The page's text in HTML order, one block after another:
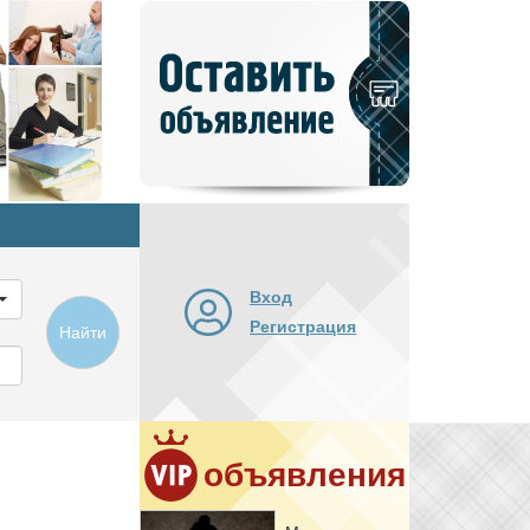
объявление
Найти
Вход
Регистрация
объявления